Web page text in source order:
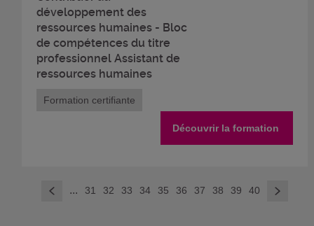
développement des
ressources humaines - Bloc
de compétences du titre
professionnel Assistant de
ressources humaines
Formation certifiante
Découvrir la formation
< ... 31 32 33 34 35 36 37 38 39 40 >